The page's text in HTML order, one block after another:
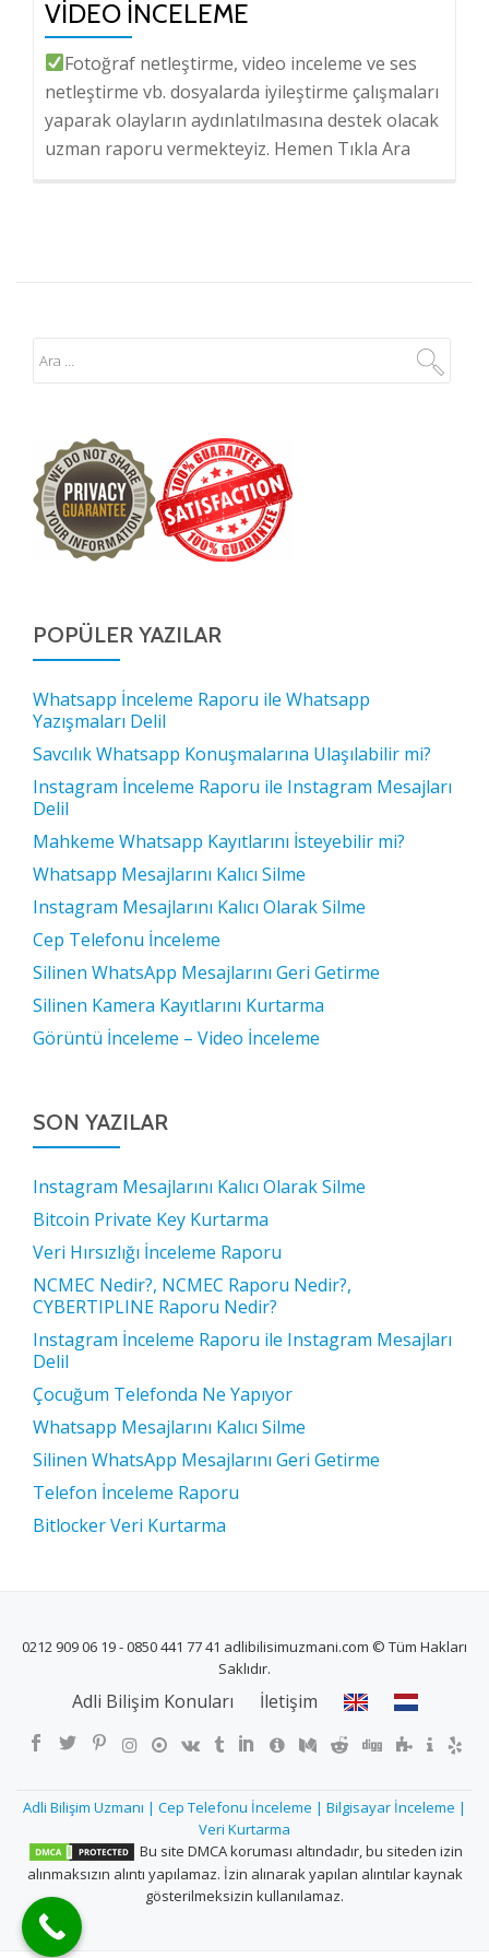
VIDEO İNCELEME
Fotoğraf netleştirme, video inceleme ve ses
netleştirme vb. dosyalarda iyileştirme çalışmaları
yaparak olayların aydınlatılmasına destek olacak
uzman raporu vermekteyiz. Hemen Tıkla Ara
POPÜLER YAZILAR
Whatsapp İnceleme Raporu ile Whatsapp
Yazışmaları Delil
Savcılık Whatsapp Konuşmalarına Ulaşılabilir mi?
Instagram İnceleme Raporu ile Instagram Mesajları
Delil
Mahkeme Whatsapp Kayıtlarını İsteyebilir mi?
Whatsapp Mesajlarını Kalıcı Silme
Instagram Mesajlarını Kalıcı Olarak Silme
Cep Telefonu İnceleme
Silinen WhatsApp Mesajlarını Geri Getirme
Silinen Kamera Kayıtlarını Kurtarma
Görüntü İnceleme – Video İnceleme
SON YAZILAR
Instagram Mesajlarını Kalıcı Olarak Silme
Bitcoin Private Key Kurtarma
Veri Hırsızlığı İnceleme Raporu
NCMEC Nedir?, NCMEC Raporu Nedir?,
CYBERTIPLINE Raporu Nedir?
Instagram İnceleme Raporu ile Instagram Mesajları
Delil
Çocuğum Telefonda Ne Yapıyor
Whatsapp Mesajlarını Kalıcı Silme
Silinen WhatsApp Mesajlarını Geri Getirme
Telefon İnceleme Raporu
Bitlocker Veri Kurtarma
0212 909 06 19 - 0850 441 77 41 adlibilisimuzmani.com © Tüm Hakları
Saklıdır.
İKINCILAdli Bilişim Konuları İletişim
Adli Bilişim Uzmanı | Cep Telefonu İnceleme | Bilgisayar İnceleme |
Veri Kurtarma
Bu site DMCA koruması altındadır, bu siteden izin
alınmaksızın alıntı yapılamaz. İzin alınarak yapılan alıntılar kaynak
gösterilmeksizin kullanılamaz.